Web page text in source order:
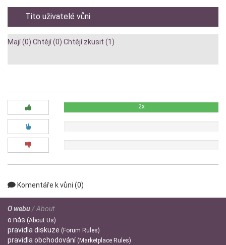
Tito uživatelé vůni
Mají (0) Chtějí (0) Chtějí zkusit (1)
2x
Komentáře k vůni (0)
O webu/ About
o nás (About Us)
pravidla diskuze (Forum Rules)
pravidla obchodování (Marketplace Rules)